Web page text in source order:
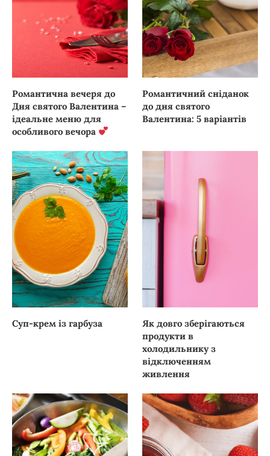
Романтична вечеря до
Дня святого Валентина –
ідеальне меню для
особливого вечора
Романтичний сніданок
до дня святого
Валентина: 5 варіантів
Суп-крем із гарбуза
Як довго зберігаються
продукти в
холодильнику з
відключенням
живлення